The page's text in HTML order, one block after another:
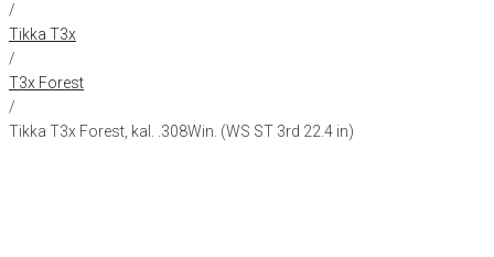
/
Tikka T3x
/
T3x Forest
/
Tikka T3x Forest, kal. .308Win. (WS ST 3rd 22.4 in)